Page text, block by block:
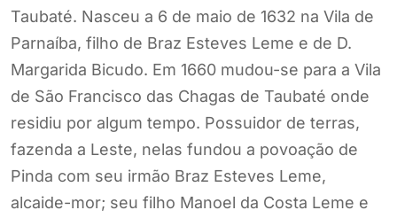
Taubaté. Nasceu a 6 de maio de 1632 na Vila de
Parnaíba, filho de Braz Esteves Leme e de D.
Margarida Bicudo. Em 1660 mudou-se para a Vila
de São Francisco das Chagas de Taubaté onde
residiu por algum tempo. Possuidor de terras,
fazenda a Leste, nelas fundou a povoação de
Pinda com seu irmão Braz Esteves Leme,
alcaide-mor; seu filho Manoel da Costa Leme e